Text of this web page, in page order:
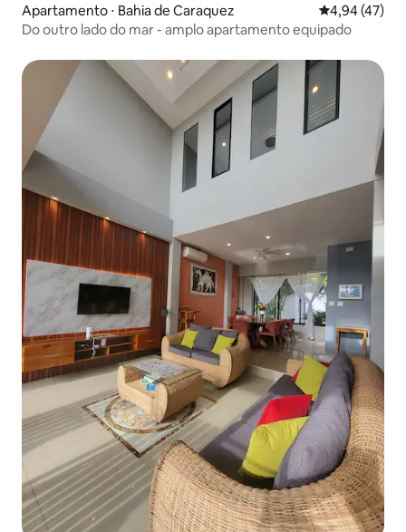
Apartamento ⋅ Bahia de Caraquez 4,94 de uma
4,94 (47)
Do outro lado do mar - amplo apartamento equipado